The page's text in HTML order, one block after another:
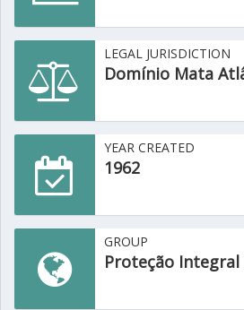
LEGAL JURISDICTION
Domínio Mata
YEAR CREATED
1962
GROUP
Proteção Integral